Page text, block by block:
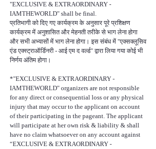
"EXCLUSIVE & EXTRAORDINARY -
IAMTHEWORLD" shall be final.
प्रतिभागी को दिए गए कार्यक्रम के अनुसार पूरे प्रशिक्षण
कार्यक्रम में अनुशासित और मेहनती तरीके से भाग लेना होगा
और सभी अभ्यासों में भाग लेना होगा। इस संबंध में "एक्सक्लूसिव
एंड एक्स्ट्राऑर्डिनरी - आई एम द वर्ल्ड" द्वारा लिया गया कोई भी
निर्णय अंतिम होगा।
*"EXCLUSIVE & EXTRAORDINARY -
IAMTHEWORLD" organizers are not responsible
for any direct or consequential loss or any physical
injury that may occur to the applicant on account
of their participating in the pageant. The applicant
will participate at her own risk & liability & shall
have no claim whatsoever on any account against
“EXCLUSIVE & EXTRAORDINARY -